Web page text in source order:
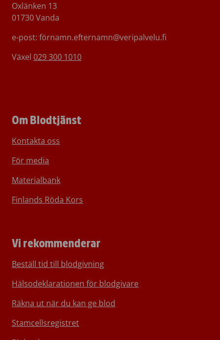
Oxlänken 13
01730 Vanda
e-post: förnamn.efternamn@veripalvelu.fi
Växel 029 300 1010
Om Blodtjänst
Kontakta oss
För media
Materialbank
Finlands Röda Kors
Vi rekommenderar
Beställ tid till blodgivning
Hälsodeklarationen för blodgivare
Räkna ut när du kan ge blod
Stamcellsregistret